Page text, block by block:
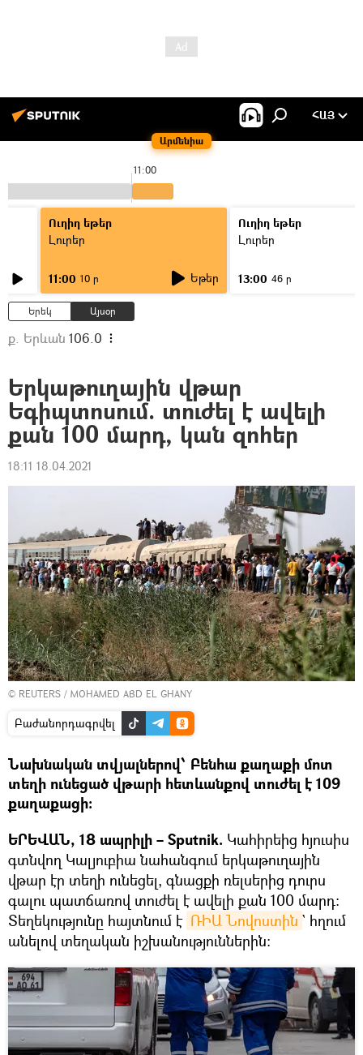
Արմենիա
ՀԱՅ
11:00
Ուղիղ եթեր
Լուրեր
11:00 10 ր Եթեր
Ուղիղ եթեր
Լուրեր
13:00 46 ր
Երեկ Այսօր
ք. Երևան 106.0
Երկաթուղային վթար
Եգիպտոսում. տուժել է ավելի
քան 100 մարդ, կան զոհեր
18:11 18.04.2021
© REUTERS / MOHAMED ABD EL GHANY
Բաժանորդագրվել
Նախնական տվյալներով՝ Բենհա քաղաքի մոտ
տեղի ունեցած վթարի հետևանքով տուժել է 109
քաղաքացի։
ԵՐԵՎԱՆ, 18 ապրիլի – Sputnik. Կահիրեից հյուսիս
գտնվող Կալյուբիա նահանգում երկաթուղային
վթար էր տեղի ունեցել, գնացքի ռելսերից դուրս
գալու պատճառով տուժել է ավելի քան 100 մարդ։
Տեղեկությունը հայտնում է ՌԻԱ Նովոստին ` հղում
անելով տեղական իշխանություններին։